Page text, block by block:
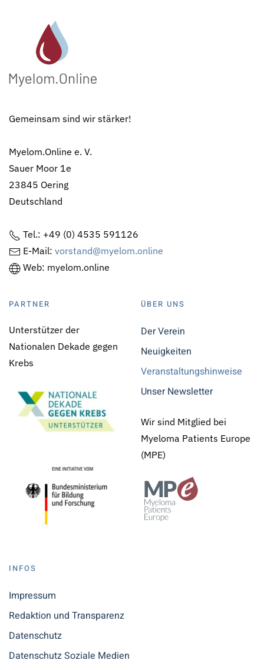
Gemeinsam sind wir stärker!
Myelom.Online e. V.
Sauer Moor 1e
23845 Oering
Deutschland
Tel.: +49 (0) 4535 591126
E-Mail: vorstand@myelom.online
Web: myelom.online
PARTNER
Unterstützer der
Nationalen Dekade gegen
Krebs
ÜBER UNS
Der Verein
Neuigkeiten
Veranstaltungshinweise
Unser Newsletter
Wir sind Mitglied bei
Myeloma Patients Europe
(MPE)
INFOS
Impressum
Redaktion und Transparenz
Datenschutz
Datenschutz Soziale Medien